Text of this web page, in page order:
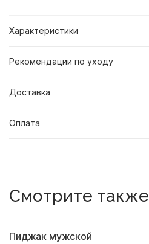
Характеристики
Рекомендации по уходу
Доставка
Оплата
Смотрите также
Пиджак мужской